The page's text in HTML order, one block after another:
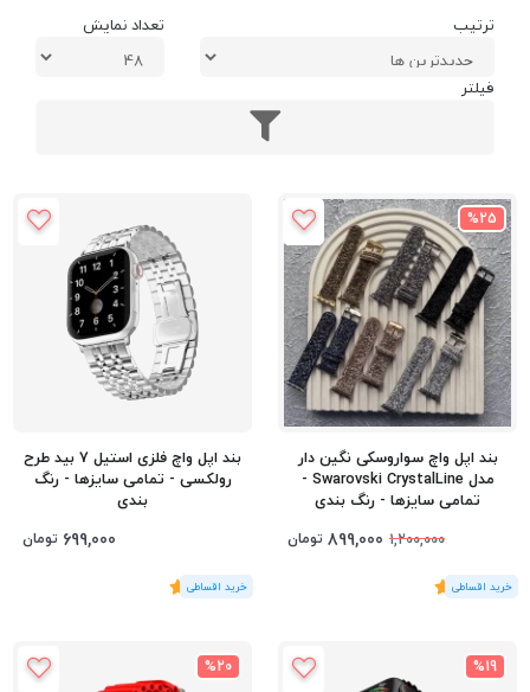
ترتیب تعداد نمایش
فیلتر
%25
بند اپل واچ سواروسکی نگین دار
مدل Swarovski CrystalLine -
تمامی سایزها - رنگ بندی
1,200,000
899,000 تومان
(1رای)
5
بند اپل واچ فلزی استیل 7 بید طرح
رولکسی - تمامی سایزها - رنگ
بندی
699,000 تومان
(1رای)
5
%19
%20